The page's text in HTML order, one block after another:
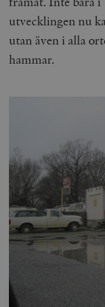
utvecklingen nu
utan även i alla
hammar.
Namn